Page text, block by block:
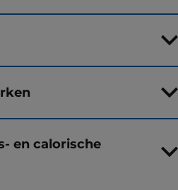
en calorische